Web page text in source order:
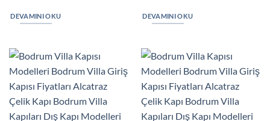
DEVAMINI OKU DEVAMINI OKU